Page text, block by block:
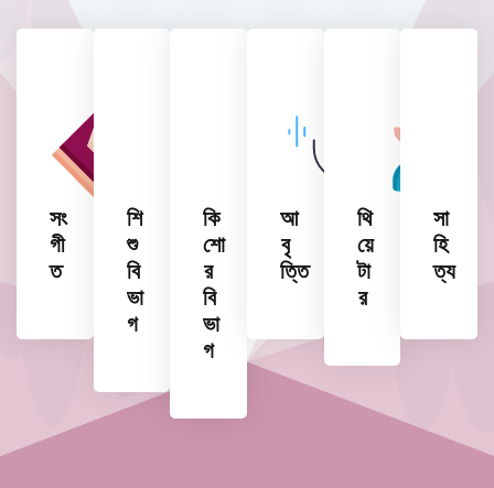
সং
গী
ত
শি
শু
বি
ভা
গ
কি
শো
র
বি
ভা
গ
আ
বৃ
ত্তি
থি
য়ে
টা
র
সা
হি
ত্য